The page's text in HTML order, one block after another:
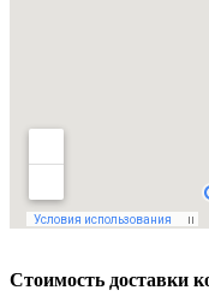
Стоимость доставки